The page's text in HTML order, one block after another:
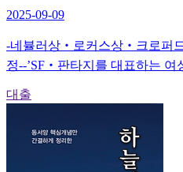
2025-09-09
-네뷸러상‧로커스상‧크로퍼
정--’SF‧판타지를 대표하는 여
대출